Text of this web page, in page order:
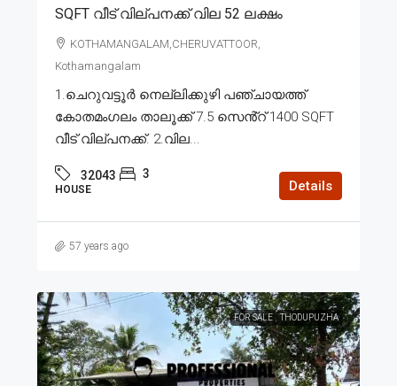
SQFT വീട് വില്പനക്ക് വില 52 ലക്ഷം
KOTHAMANGALAM,CHERUVATTOOR,
Kothamangalam
1.ചെറുവട്ടൂർ നെല്ലിക്കുഴി പഞ്ചായത്ത്
കോതമംഗലം താലൂക്ക് 7.5 സെൻ്റ് 1400 SQFT
വീട് വില്പനക്ക്. 2.വില...
32043 3
HOUSE Details
57 years ago
FOR SALE THODUPUZHA